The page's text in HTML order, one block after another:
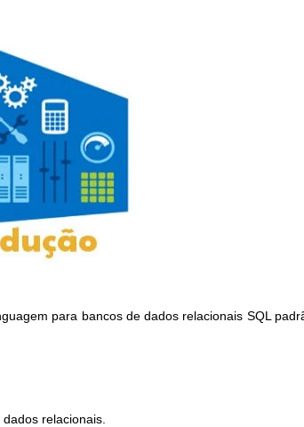
para bancos de dados relacionais SQL
relacionais.